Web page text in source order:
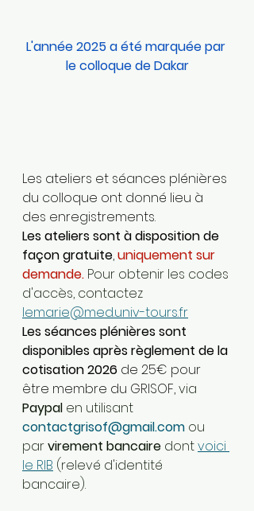
L'année 2025 a été marquée par
le colloque de Dakar
Les ateliers et séances plénières
du colloque ont donné lieu à
des enregistrements.
Les ateliers sont à disposition de
façon gratuite, uniquement sur
demande. Pour obtenir les codes
d'accès, contactez
lemarie@med.univ-tours.fr
Les séances plénières sont
disponibles après règlement de la
cotisation 2026 de 25€ pour
être membre du GRISOF, via
Paypal en utilisant
contactgrisof@gmail.com ou
par virement bancaire dont voici
le RIB (relevé d'identité
bancaire).